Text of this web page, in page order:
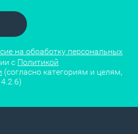
на обработку персональных
с Политикой
(согласно категориям и целям,